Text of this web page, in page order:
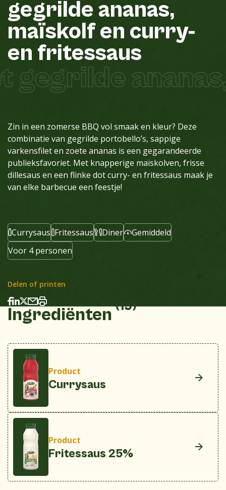
gegrilde ananas,
maïskolfen curry-
en fritessaus
Zin in een zomerse BBQ vol smaak en kleur? Deze
combinatie van gegrilde portobello’s, sappige
varkensfilet en zoete ananas is een gegarandeerde
publieksfavoriet. Met knapperige maïskolven, frisse
dillesaus en een flinke dot curry- en fritessaus maak je
van elke barbecue een feestje!
Currysaus Fritessaus Diner
Gemiddeld
Voor 4 personen
Delen of printen
Ingrediënten (15)
Product
Currysaus
Product
Fritessaus 25%